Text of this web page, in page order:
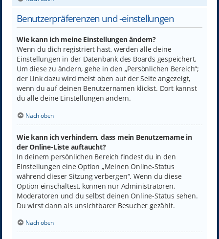
Benutzerpräferenzen und -einstellungen
Wie kann ich meine Einstellungen ändern?
Wenn du dich registriert hast, werden alle deine
Einstellungen in der Datenbank des Boards gespeichert.
Um diese zu ändern, gehe in den „Persönlichen Bereich“;
der Link dazu wird meist oben auf der Seite angezeigt,
wenn du auf deinen Benutzernamen klickst. Dort kannst
du alle deine Einstellungen ändern.
Nach oben
Wie kann ich verhindern, dass mein Benutzername in
der Online-Liste auftaucht?
In deinem persönlichen Bereich findest du in den
Einstellungen eine Option „Meinen Online-Status
während dieser Sitzung verbergen“. Wenn du diese
Option einschaltest, können nur Administratoren,
Moderatoren und du selbst deinen Online-Status sehen.
Du wirst dann als unsichtbarer Besucher gezählt.
Nach oben